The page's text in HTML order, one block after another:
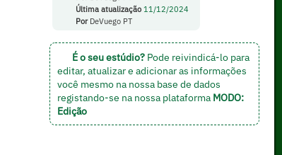
Última atualização 11/12/2024
PorDeVuego PT
É o seu estúdio?Pode reivindicá-lo para
editar, atualizar e adicionar as informações
você mesmo na nossa base de dados
registando-se na nossa plataforma MODO:
Edição